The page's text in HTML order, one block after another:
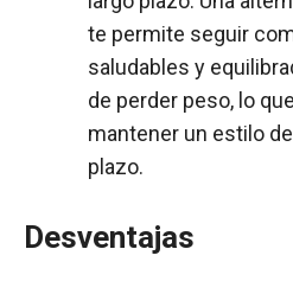
te permite seguir
saludables y
de perder peso, lo
mantener un estilo
plazo.
Desventajas